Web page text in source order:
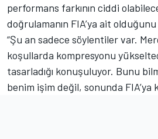
performans farkının ciddi
doğrulamanın FIA’ya ait
“Şu an sadece söylentiler var.
koşullarda kompresyonu
tasarladığı konuşuluyor. Bunu
benim işim değil, sonunda FIA’ya